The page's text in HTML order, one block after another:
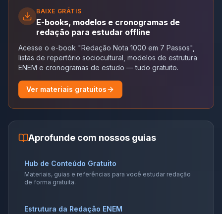
BAIXE GRÁTIS
E-books, modelos e cronogramas de
redação para estudar offline
Acesse o e-book "Redação Nota 1000 em 7 Passos",
listas de repertório sociocultural, modelos de estrutura
ENEM e cronogramas de estudo — tudo gratuito.
Ver materiais gratuitos
Aprofunde com nossos guias
Hub de Conteúdo Gratuito
Materiais, guias e referências para você estudar redação
de forma gratuita.
Estrutura da Redação ENEM